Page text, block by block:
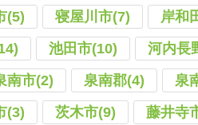
(5) 寝屋川市(7) 岸和
池田市(10) 河内長
南市(2) 泉南郡(4) 泉
(3) 茨木市(9) 藤井寺